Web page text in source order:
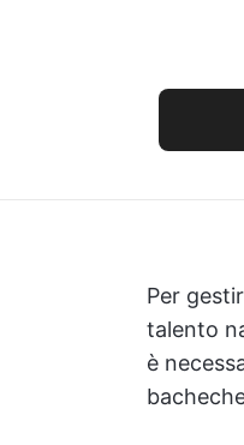
Per
talento
è